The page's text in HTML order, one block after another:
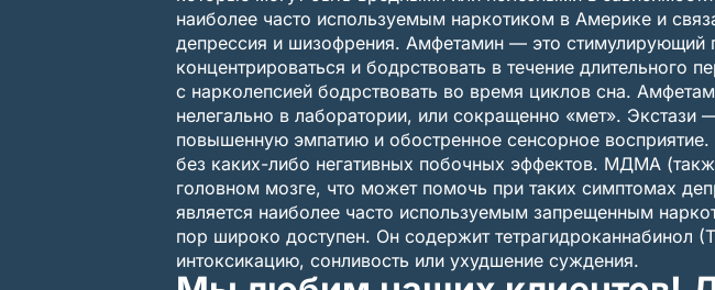
наиболее часто используемым наркотиком в Америке и
депрессия и шизофрения. Амфетамин — это
концентрироваться и бодрствовать в течение длительного
с нарколепсией бодрствовать во время циклов сна.
нелегально в лаборатории, или сокращенно «мет».
повышенную эмпатию и обостренное сенсорное
без каких-либо негативных побочных эффектов. МДМА
головном мозге, что может помочь при таких симптомах
является наиболее часто используемым запрещенным
пор широко доступен. Он содержит тетрагидроканнабинол
интоксикацию, сонливость или ухудшение суждения.